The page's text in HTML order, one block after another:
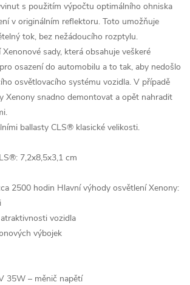
s použitím výpočtu optimálního ohniska
v originálním reflektoru. Toto umožňuje
tok, bez nežádoucího rozptylu.
sady, která obsahuje veškeré
osazení do automobilu a to tak, aby nedošlo
osvětlovacího systému vozidla. V případě
Xenony snadno demontovat a opět nahradit
ballasty CLS® klasické velikosti.
7,2x8,5x3,1 cm
2500 hodin Hlavní výhody osvětlení Xenony:
vozidla
výbojek
35W – měnič napětí